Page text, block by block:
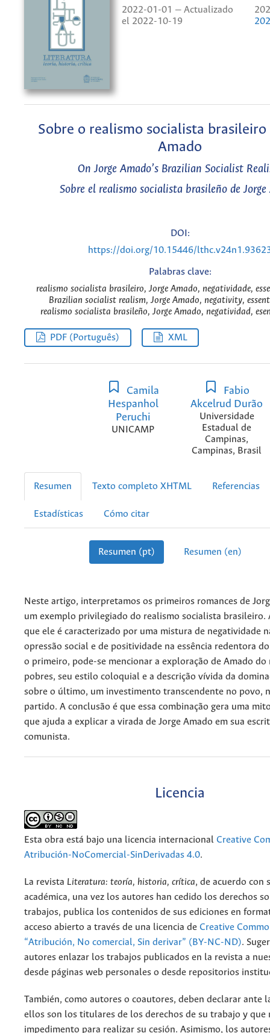
2022-01-01 — Actualizado
el 2022-10-19
Sobre o realismo socialista brasileiro
Amado
On Jorge Amado’s Brazilian Socialist
Sobre el realismo socialista brasileño de Jorge
DOI:
https://doi.org/10.15446/
Palabras clave:
realismo socialista brasileiro, Jorge Amado, negatividade,
Brazilian socialist realism, Jorge Amado, negativity,
realismo socialista brasileño, Jorge Amado, negatividad,
PDF (Português) XML
Camila
Hespanhol
Peruchi
UNICAMP
Fabio
Akcelrud Durão
Universidade
Estadual de
Campinas,
Campinas, Brasil
Resumen Texto completo XHTML Referencias
Estadísticas Cómo citar
Resumen (pt) Resumen (en)
Neste artigo, interpretamos os primeiros romances de
um exemplo privilegiado do realismo socialista brasileiro.
que ele é caracterizado por uma mistura de negatividade
opressão social e de positividade na essência redentora
o primeiro, pode-se mencionar a exploração de Amado do
pobres, seu estilo coloquial e a descrição vívida da
sobre o último, um investimento transcendente no povo,
partido. A conclusão é que essa combinação gera uma
que ajuda a explicar a virada de Jorge Amado em sua
comunista.
Licencia
Esta obra está bajo una licencia internacional Creative
Atribución-NoComercial-SinDerivadas 4.0.
La revista Literatura: teoría, historia, crítica, de acuerdo con
académica, una vez los autores han cedido los derechos
trabajos, publica los contenidos de sus ediciones en
acceso abierto a través de una licencia de Creative
“Atribución, No comercial, Sin derivar” (BY-NC-ND).
autores enlazar los trabajos publicados en la revista a
desde páginas web personales o desde repositorios
También, como autores o coautores, deben declarar ante
ellos son los titulares de los derechos de su trabajo y que
impedimento para realizar su cesión. Asimismo, los